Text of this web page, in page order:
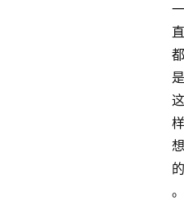
一
直
都
是
这
样
想
的
。